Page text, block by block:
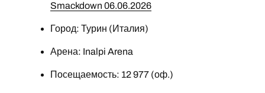
Smackdown 06.06.2026
Город: Турин (Италия)
Арена: Inalpi Arena
Посещаемость: 12 977 (оф.)